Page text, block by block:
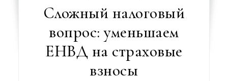
Сложный налоговый
вопрос: уменьшаем
ЕНВД на страховые
взносы